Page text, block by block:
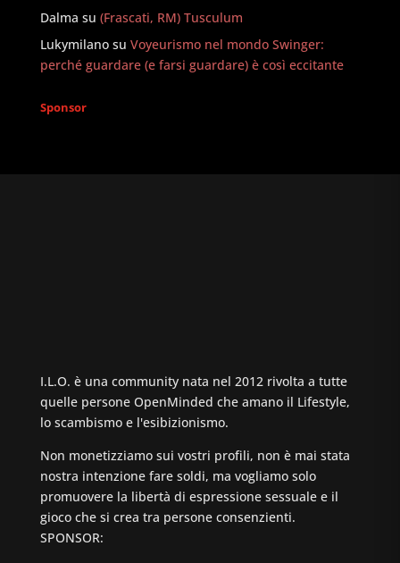
Dalma su (Frascati, RM) Tusculum
Lukymilanosu Voyeurismo nel mondo Swinger:
perché guardare (e farsi guardare) è così eccitante
Sponsor
I.L.O. è una community nata nel 2012 rivolta a tutte
quelle persone OpenMinded che amano il Lifestyle,
lo scambismo e l'esibizionismo.
Non monetizziamo sui vostri profili, non è mai stata
nostra intenzione fare soldi, ma vogliamo solo
promuovere la libertà di espressione sessuale e il
gioco che si crea tra persone consenzienti.
SPONSOR: